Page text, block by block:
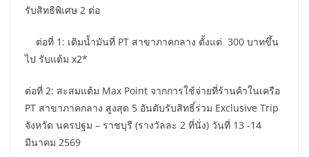
รับสิทธิพิเศษ 2 ต่อ
​​ต่อที่ 1: เติมน้ำมันที่ PT สาขาภาคกลาง ตั้งแต่ 300 บาทขึ้น
ไป รับแต้ม x2*
ต่อที่ 2: สะสมแต้ม Max Point จากการใช้จ่ายที่ร้านค้าในเครือ
PT สาขาภาคกลาง สูงสุด 5 อันดับรับสิทธิ์ร่วม Exclusive Trip
จังหวัด นครปฐม – ราชบุรี (รางวัลละ 2 ที่นั่ง) วันที่ 13 -14
มีนาคม 2569